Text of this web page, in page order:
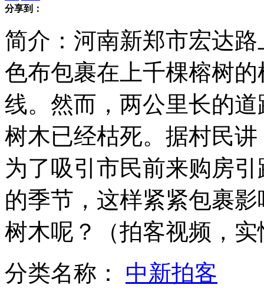
槽罐车爆胎冲进河中 所幸化学品未泄漏
安徽考生拍摄城管粗暴执法遭围殴 错过高考
"异地高考"实施首年 符合条件者仅一成报名
高考首日北京大雨倾盆
高考生五花八门的解压大法
分享到：
简介：河南新郑市宏达
色布包裹在上千棵榕树
线。然而，两公里长的
树木已经枯死。据村民
为了吸引市民前来购房
的季节，这样紧紧包裹
树木呢？（拍客视频，
分类名称： 中新拍客